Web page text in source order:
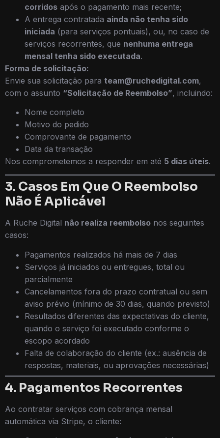
corridos após o pagamento mais recente;
A entrega contratada ainda não tenha sido
iniciada (para serviços pontuais), ou, no caso de
serviços recorrentes, que nenhuma entrega
mensal tenha sido executada.
Forma de solicitação:
Envie sua solicitação para team@ruchedigital.com,
com o assunto “Solicitação de Reembolso”, incluindo:
Nome completo
Motivo do pedido
Comprovante de pagamento
Data da transação
Nos comprometemos a responder em até 5 dias úteis.
3. Casos Em Que O Reembolso
Não É Aplicável
A Ruche Digital não realiza reembolso nos seguintes
casos:
Pagamentos realizados há mais de 7 dias
Serviços já iniciados ou entregues, total ou
parcialmente
Cancelamentos fora do prazo contratual ou sem
aviso prévio (mínimo de 30 dias, quando previsto)
Resultados diferentes das expectativas do cliente,
quando o serviço foi executado conforme o
escopo acordado
Falta de colaboração do cliente (ex.: ausência de
respostas, materiais, ou aprovações necessárias)
4. Pagamentos Recorrentes
Ao contratar serviços com cobrança mensal
automática via Stripe, o cliente: